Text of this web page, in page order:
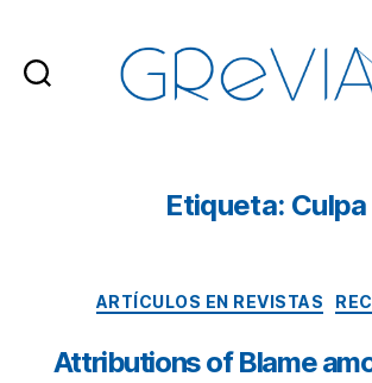
Etiqueta: Culpa
Categorías
ARTÍCULOS EN REVISTAS
Attributions of Blame